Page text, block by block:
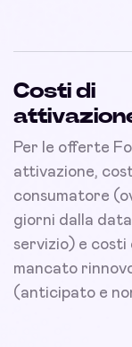
Costi di
Per le offerte
attivazione,
consumatore
giorni dalla
servizio) e costi
mancato
(anticipato e